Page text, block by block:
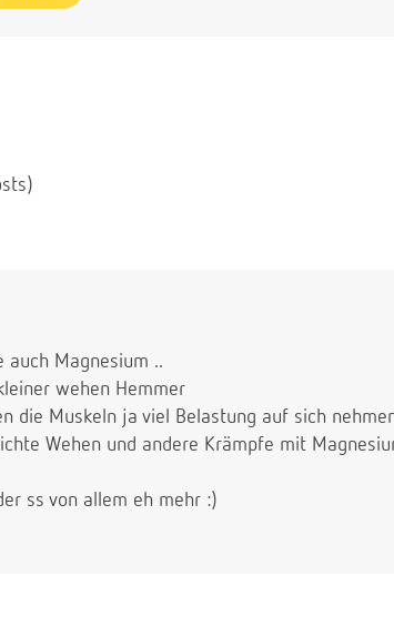
auch Magnesium ..
wehen Hemmer
die Muskeln ja viel Belastung auf sich
Wehen und andere Krämpfe mit
ss von allem eh mehr :)